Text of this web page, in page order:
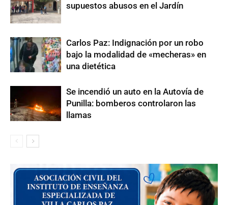
supuestos abusos en el Jardín
Carlos Paz: Indignación por un robo
bajo la modalidad de «mecheras» en
una dietética
Se incendió un auto en la Autovía de
Punilla: bomberos controlaron las
llamas